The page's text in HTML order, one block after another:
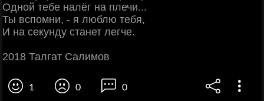
Одной тебе налёг на плечи...
Ты вспомни, - я люблю тебя,
И на секунду станет легче.
2018 Талгат Салимов
1 0 0